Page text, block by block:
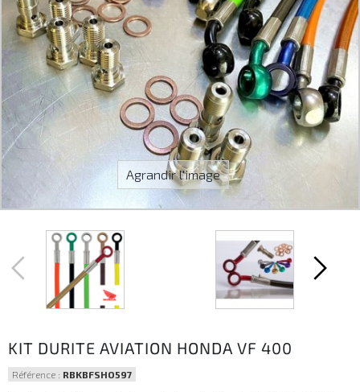
Agrandir l'image
KIT DURITE AVIATION HONDA VF 400
Référence : RBKBFSHO597